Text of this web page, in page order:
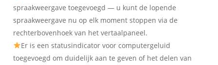
spraakweergave toegevoegd — u kunt de lopende
spraakweergave nu op elk moment stoppen via de
rechterbovenhoek van het vertaalpaneel.
Er is een statusindicator voor computergeluid
toegevoegd om duidelijk aan te geven of het delen van